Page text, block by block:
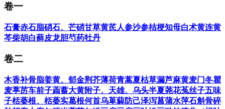
卷一
石膏赤石脂硝石、芒硝甘草黄芪人参沙参桔梗知母白术黄连黄
芩柴胡白藓皮龙胆芍药牡丹
卷二
木香补骨脂姜黄、郁金荆芥薄荷青蒿夏枯草漏芦麻黄麦门冬瞿
麦葶苈车前子萹蓄大黄附子、天雄、乌头半夏荛花菟丝子五味
子栝蒌根、栝蒌实葛根何首乌萆薢防己泽泻菖蒲水萍石斛骨碎